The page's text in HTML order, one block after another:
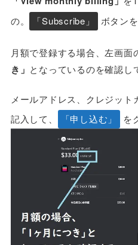
の。
「Subscribe」 ボタン
月額で登録する場合、左画面
き」 となっているのを確認し
メールアドレス、クレジッ
記入して、
「申し込む」 を